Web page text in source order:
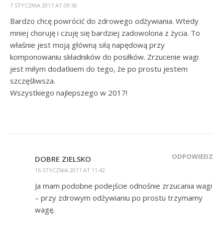
7 STYCZNIA 2017 AT 09:50
Bardzo chcę powrócić do zdrowego odżywiania. Wtedy
mniej choruję i czuję się bardziej zadowolona z życia. To
właśnie jest moją główną siłą napędową przy
komponowaniu składników do posiłków. Zrzucenie wagi
jest miłym dodatkiem do tego, że po prostu jestem
szczęśliwsza.
Wszystkiego najlepszego w 2017!
DOBRE ZIELSKO
16 STYCZNIA 2017 AT 11:42
ODPOWIEDZ
Ja mam podobne podejście odnośnie zrzucania wagi
– przy zdrowym odżywianiu po prostu trzymamy
wagę.